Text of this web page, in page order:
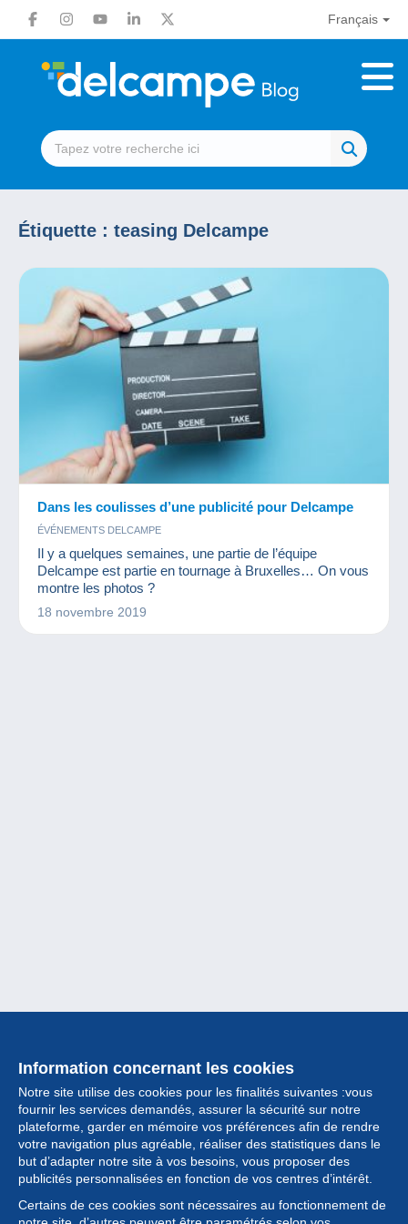
Français
Étiquette : teasing Delcampe
Dans les coulisses d’une publicité pour Delcampe
ÉVÉNEMENTS DELCAMPE
Il y a quelques semaines, une partie de l’équipe
Delcampe est partie en tournage à Bruxelles… On vous
montre les photos ?
18 novembre 2019
Information concernant les cookies
Notre site utilise des cookies pour les finalités suivantes :vous
fournir les services demandés, assurer la sécurité sur notre
plateforme, garder en mémoire vos préférences afin de rendre
votre navigation plus agréable, réaliser des statistiques dans le
but d’adapter notre site à vos besoins, vous proposer des
publicités personnalisées en fonction de vos centres d’intérêt.
Certains de ces cookies sont nécessaires au fonctionnement de
Collection
Actualités